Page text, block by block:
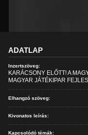
ADATLAP
Inzertszöveg:
KARÁCSONY ELŐTT! A
MAGYAR JÁTÉKIPAR
Elhangzó szöveg:
Kivonatos leírás:
Kapcsolódó témák: